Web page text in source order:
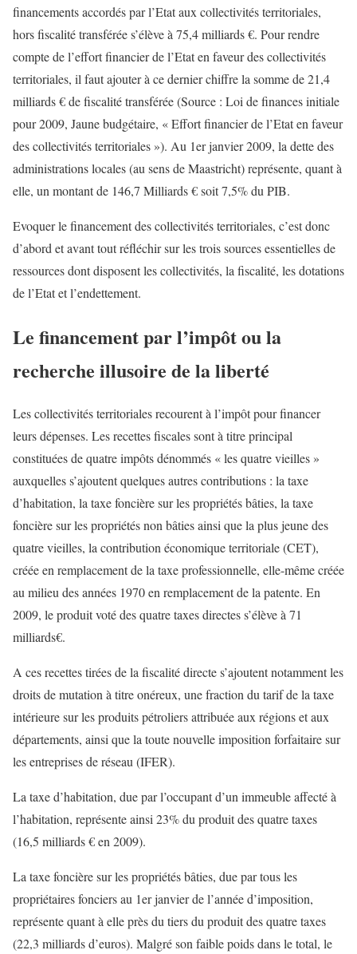
financements accordés par l’Etat aux collectivités territoriales,
hors fiscalité transférée s’élève à 75,4 milliards €. Pour rendre
compte de l’effort financier de l’Etat en faveur des collectivités
territoriales, il faut ajouter à ce dernier chiffre la somme de 21,4
milliards € de fiscalité transférée (Source : Loi de finances initiale
pour 2009, Jaune budgétaire, « Effort financier de l’Etat en faveur
des collectivités territoriales »). Au 1er janvier 2009, la dette des
administrations locales (au sens de Maastricht) représente, quant à
elle, un montant de 146,7 Milliards € soit 7,5% du PIB.
Evoquer le financement des collectivités territoriales, c’est donc
d’abord et avant tout réfléchir sur les trois sources essentielles de
ressources dont disposent les collectivités, la fiscalité, les dotations
de l’Etat et l’endettement.
Le financement par l’impôt ou la
recherche illusoire de la liberté
Les collectivités territoriales recourent à l’impôt pour financer
leurs dépenses. Les recettes fiscales sont à titre principal
constituées de quatre impôts dénommés « les quatre vieilles »
auxquelles s’ajoutent quelques autres contributions : la taxe
d’habitation, la taxe foncière sur les propriétés bâties, la taxe
foncière sur les propriétés non bâties ainsi que la plus jeune des
quatre vieilles, la contribution économique territoriale (CET),
créée en remplacement de la taxe professionnelle, elle-même créée
au milieu des années 1970 en remplacement de la patente. En
2009, le produit voté des quatre taxes directes s’élève à 71
milliards€.
A ces recettes tirées de la fiscalité directe s’ajoutent notamment les
droits de mutation à titre onéreux, une fraction du tarif de la taxe
intérieure sur les produits pétroliers attribuée aux régions et aux
départements, ainsi que la toute nouvelle imposition forfaitaire sur
les entreprises de réseau (IFER).
La taxe d’habitation, due par l’occupant d’un immeuble affecté à
l’habitation, représente ainsi 23% du produit des quatre taxes
(16,5 milliards € en 2009).
La taxe foncière sur les propriétés bâties, due par tous les
propriétaires fonciers au 1er janvier de l’année d’imposition,
représente quant à elle près du tiers du produit des quatre taxes
(22,3 milliards d’euros). Malgré son faible poids dans le total, le